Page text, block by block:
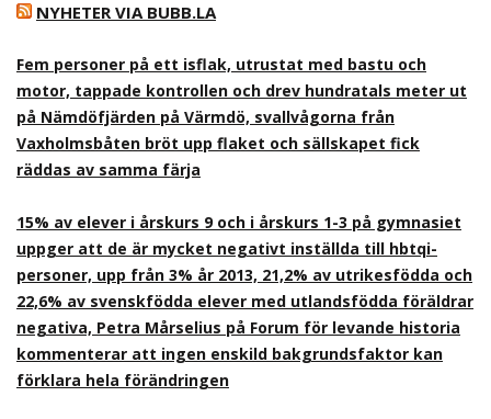
NYHETER VIA BUBB.LA
Fem personer på ett isflak, utrustat med bastu och
motor, tappade kontrollen och drev hundratals meter ut
på Nämdöfjärden på Värmdö, svallvågorna från
Vaxholmsbåten bröt upp flaket och sällskapet fick
räddas av samma färja
15% av elever i årskurs 9 och i årskurs 1-3 på gymnasiet
uppger att de är mycket negativt inställda till hbtqi-
personer, upp från 3% år 2013, 21,2% av utrikesfödda och
22,6% av svenskfödda elever med utlandsfödda föräldrar
negativa, Petra Mårselius på Forum för levande historia
kommenterar att ingen enskild bakgrundsfaktor kan
förklara hela förändringen